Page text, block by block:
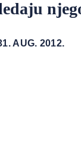
AUG. 2012.